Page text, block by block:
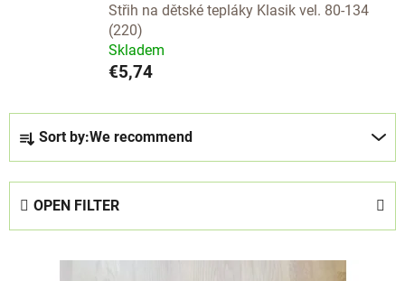
Střih na dětské tepláky Klasik vel. 80-134
(220)
Skladem
€5,74
o
d
u
Sort by:We recommend
OPEN FILTER